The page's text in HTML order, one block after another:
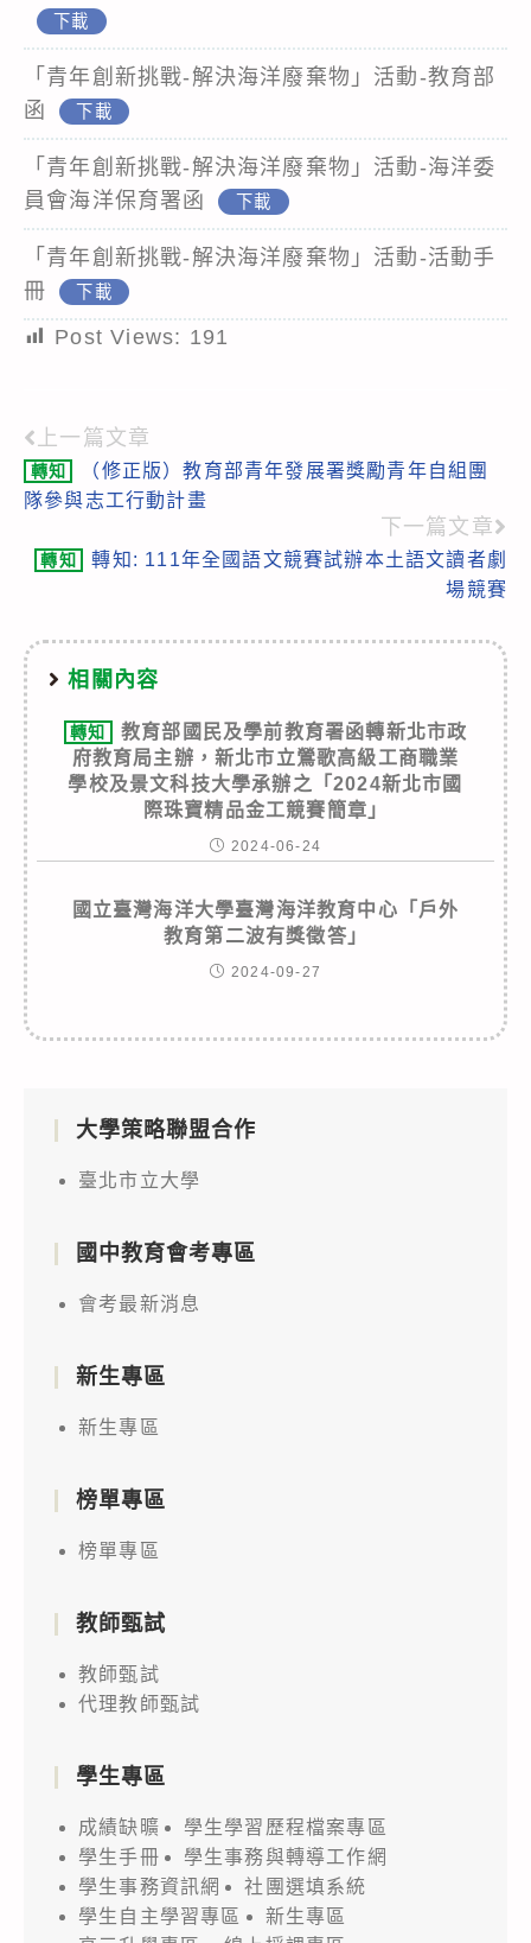
下載
「青年創新挑戰-解決海洋廢棄物」活動-教育部
函
下載
「青年創新挑戰-解決海洋廢棄物」活動-海洋委
員會海洋保育署函
下載
「青年創新挑戰-解決海洋廢棄物」活動-活動手
冊
下載
Post Views: 191
Read
more
上一篇文章
轉知
（修正版）教育部青年發展署獎勵青年自組團
隊參與志工行動計畫
下一篇文章
轉知
轉知: 111年全國語文競賽試辦本土語文讀者劇
場競賽
相關內容
轉知
教育部國民及學前教育署函轉新北市政
府教育局主辦，新北市立鶯歌高級工商職業
學校及景文科技大學承辦之「2024新北市國
際珠寶精品金工競賽簡章」
2024-06-24
國立臺灣海洋大學臺灣海洋教育中心「戶外
教育第二波有獎徵答」
2024-09-27
大學策略聯盟合作
臺北市立大學
國中教育會考專區
會考最新消息
新生專區
新生專區
榜單專區
榜單專區
教師甄試
教師甄試
代理教師甄試
學生專區
成績缺曠
學生學習歷程檔案專區
學生手冊
學生事務與轉導工作網
學生事務資訊網
社團選填系統
學生自主學習專區
新生專區